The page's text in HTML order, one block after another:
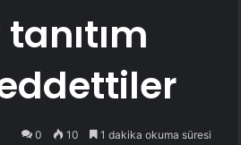
0 10 1 dakika okuma süresi